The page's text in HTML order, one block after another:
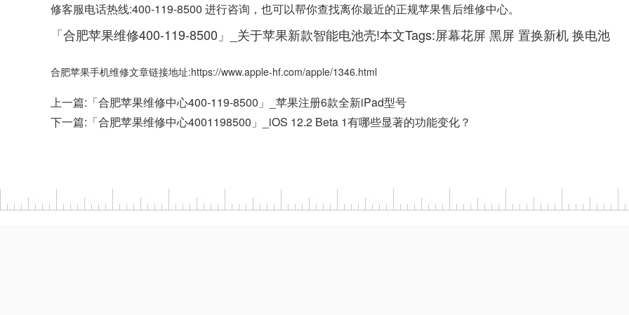
修客服电话热线:400-119-8500 进行咨询，也可以帮你查找离你最近的正规苹果售后维修中心。
「合肥苹果维修400-119-8500」_关于苹果新款智能电池壳!本文Tags:屏幕花屏黑屏置换新机换电池
合肥苹果手机维修文章链接地址:https://www.apple-hf.com/apple/1346.html
上一篇: 「合肥苹果维修中心400-119-8500」_苹果注册6款全新iPad型号
下一篇: 「合肥苹果维修中心4001198500」_iOS 12.2 Beta 1有哪些显著的功能变化？